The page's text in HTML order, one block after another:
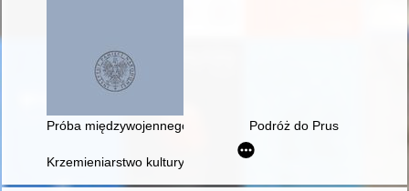
Próba międzywojennego "soft-power" na kierunku litewskim -
Podróż do Prus
Krzemieniarstwo kultury amfor kulistych na Kujawach w